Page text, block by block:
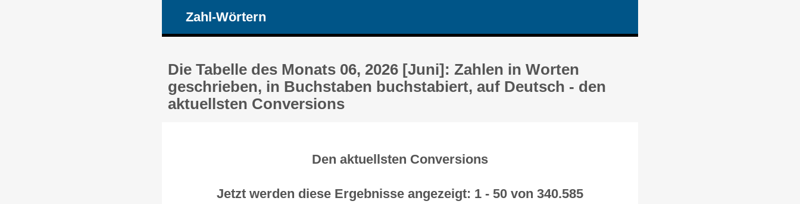
Zahl-Wörtern
Die Tabelle des Monats 06, 2026 [Juni]: Zahlen in Worten
geschrieben, in Buchstaben buchstabiert, auf Deutsch - den
aktuellsten Conversions
Den aktuellsten Conversions
Jetzt werden diese Ergebnisse angezeigt: 1 - 50 von 340.585